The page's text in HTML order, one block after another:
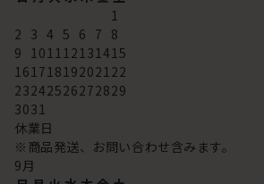
1
2 3 4 5 6 7 8
9 101112131415
16171819202122
23242526272829
3031
休業日
※商品発送、お問い合わせ含みます。
9月